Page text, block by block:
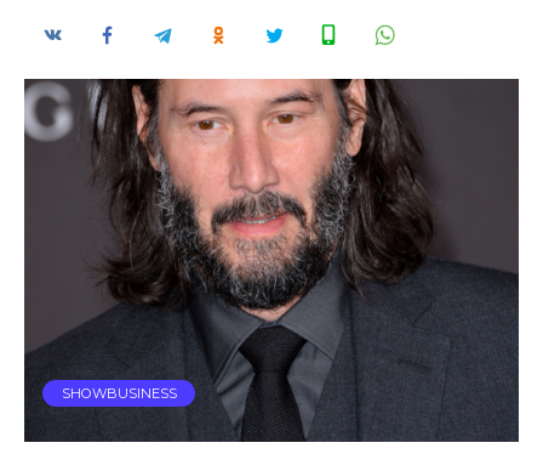
SHOWBUSINESS